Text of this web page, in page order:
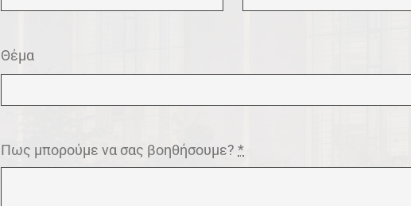
Θέμα
Πως μπορούμε να σας βοηθήσουμε?*